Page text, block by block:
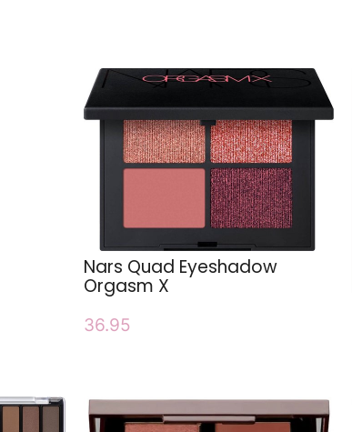
Nars Quad Eyeshadow
Orgasm X
36.95